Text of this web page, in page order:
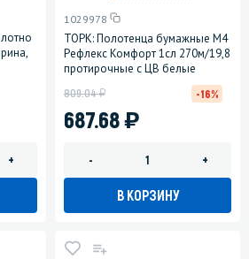
+
1029978
ТОРК: Полотенца бумажные M4
Рефлекс Комфорт 1сл 270м/19,8
протирочные с ЦВ белые
687.68)
809.04у -16%
- +
В КОРЗИНУ